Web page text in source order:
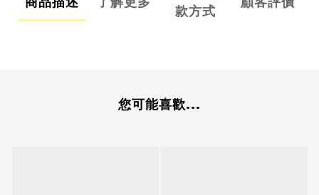
款方式
您可能喜歡...